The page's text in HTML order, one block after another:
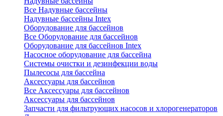
Все Надувные бассейны
Надувные бассейны Intex
Оборудование для бассейнов
Все Оборудование для бассейнов
Оборудование для бассейнов Intex
Насосное оборудование для бассейна
Системы очистки и дезинфекции воды
Пылесосы для бассейна
Аксессуары для бассейнов
Все Аксессуары для бассейнов
Аксессуары для бассейнов
Запчасти для фильтрующих насосов и хлорогенераторов